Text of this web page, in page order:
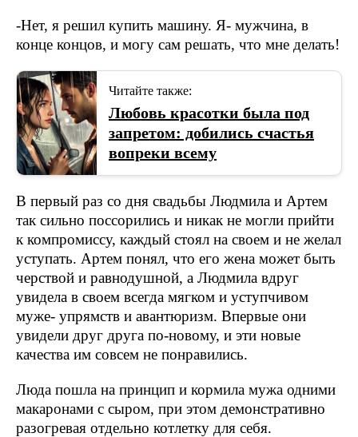
-Нет, я решил купить машину. Я- мужчина, в
конце концов, и могу сам решать, что мне делать!
Читайте также:
Любовь красотки была под
запретом: добились счастья
вопреки всему
В первый раз со дня свадьбы Людмила и Артем
так сильно поссорились и никак не могли прийти
к компромиссу, каждый стоял на своем и не желал
уступать. Артем понял, что его жена может быть
черствой и равнодушной, а Людмила вдруг
увидела в своем всегда мягком и уступчивом
муже- упрямств и авантюризм. Впервые они
увидели друг друга по-новому, и эти новые
качества им совсем не понравились.
Люда пошла на принцип и кормила мужа одними
макаронами с сыром, при этом демонстративно
разогревая отдельно котлетку для себя.